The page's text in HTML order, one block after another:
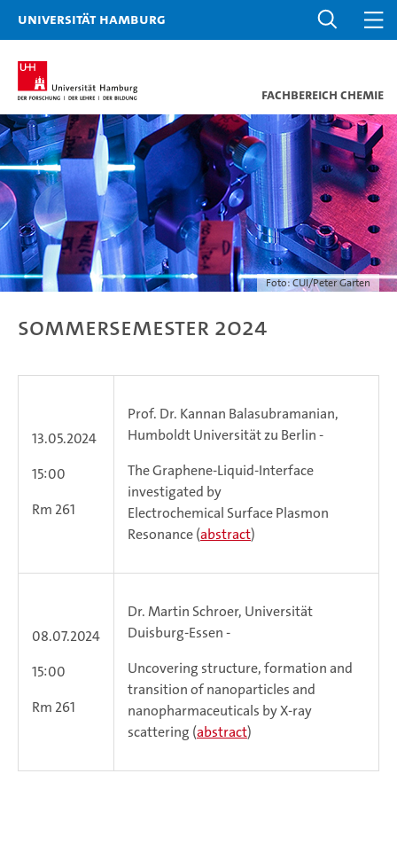
Universität Hamburg
Fachbereich Chemie
Foto: CUI/Peter Garten
Sommersemester 2024
13.05.2024
15:00
Rm 261
Prof. Dr. Kannan Balasubramanian,
Humboldt Universität zu Berlin -
The Graphene-Liquid-Interface
investigated by
Electrochemical Surface Plasmon
Resonance (abstract)
08.07.2024
15:00
Rm 261
Dr. Martin Schroer, Universität
Duisburg-Essen -
Uncovering structure, formation and
transition of nanoparticles and
nanopharmaceuticals by X-ray
scattering (abstract)